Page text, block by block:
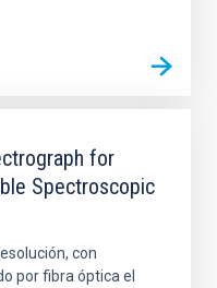
for
Spectroscopic
con
por fibra óptica el